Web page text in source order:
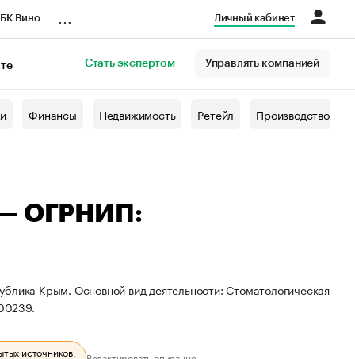
Вино Личный кабинет
Стать экспертом Управлять компанией
Финансы Недвижимость Ретейл Производство
— ОГРНИП:
Крым. Основной вид деятельности: Стоматологическая
источников.